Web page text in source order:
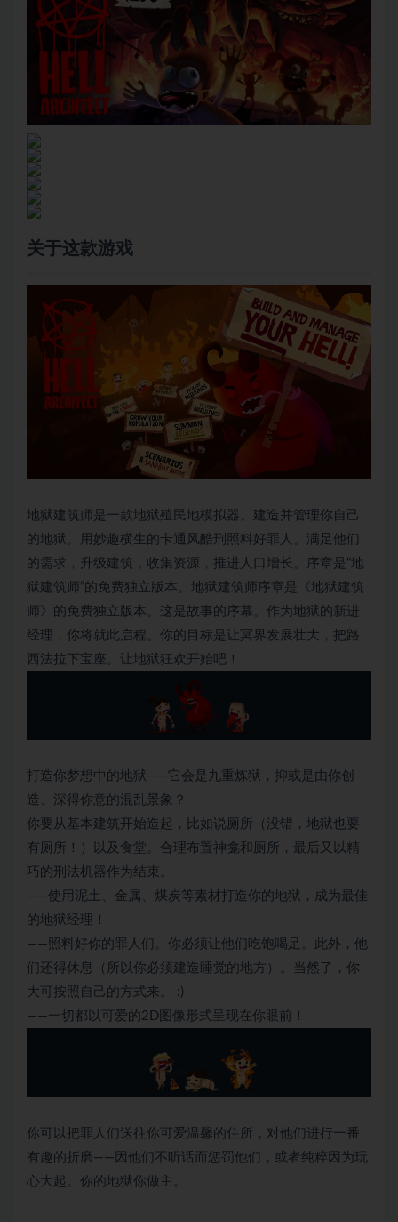
关于这款游戏
地狱建筑师是一款地狱殖民地模拟器。建造并管理你自己
的地狱。用妙趣横生的卡通风酷刑照料好罪人。满足他们
的需求，升级建筑，收集资源，推进人口增长。序章是“地
狱建筑师”的免费独立版本。地狱建筑师序章是《地狱建筑
师》的免费独立版本。这是故事的序幕。作为地狱的新进
经理，你将就此启程。你的目标是让冥界发展壮大，把路
西法拉下宝座。让地狱狂欢开始吧！
打造你梦想中的地狱——它会是九重炼狱，抑或是由你创
造、深得你意的混乱景象？
你要从基本建筑开始造起，比如说厕所（没错，地狱也要
有厕所！）以及食堂。合理布置神龛和厕所，最后又以精
巧的刑法机器作为结束。
——使用泥土、金属、煤炭等素材打造你的地狱，成为最佳
的地狱经理！
——照料好你的罪人们。你必须让他们吃饱喝足。此外，他
们还得休息（所以你必须建造睡觉的地方）。当然了，你
大可按照自己的方式来。 :)
——一切都以可爱的2D图像形式呈现在你眼前！
你可以把罪人们送往你可爱温馨的住所，对他们进行一番
有趣的折磨——因他们不听话而惩罚他们，或者纯粹因为玩
心大起。你的地狱你做主。